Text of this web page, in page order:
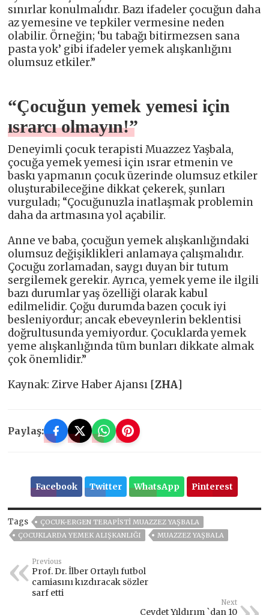
sınırlar konulmalıdır. Bazı ifadeler çocuğun daha
az yemesine ve tepkiler vermesine neden
olabilir. Örneğin; ‘bu tabağı bitirmezsen sana
pasta yok’ gibi ifadeler yemek alışkanlığını
olumsuz etkiler.”
“Çocuğun yemek yemesi için
ısrarcı olmayın!”
Deneyimli çocuk terapisti Muazzez Yaşbala,
çocuğa yemek yemesi için ısrar etmenin ve
baskı yapmanın çocuk üzerinde olumsuz etkiler
oluşturabileceğine dikkat çekerek, şunları
vurguladı; “Çocuğunuzla inatlaşmak problemin
daha da artmasına yol açabilir.
Anne ve baba, çocuğun yemek alışkanlığındaki
olumsuz değişiklikleri anlamaya çalışmalıdır.
Çocuğu zorlamadan, saygı duyan bir tutum
sergilemek gerekir. Ayrıca, yemek yeme ile ilgili
bazı durumlar yaş özelliği olarak kabul
edilmelidir. Çoğu durumda bazen çocuk iyi
besleniyordur; ancak ebeveynlerin beklentisi
doğrultusunda yemiyordur. Çocuklarda yemek
yeme alışkanlığında tüm bunları dikkate almak
çok önemlidir.”
Kaynak: Zirve Haber Ajansı [ZHA]
Paylaş:
Facebook Twitter WhatsApp Pinterest
Tags
ÇOCUK-ERGEN TERAPISTI MUAZZEZ YAŞBALA
ÇOCUKLARDA YEMEK ALIŞKANLIĞI
MUAZZEZ YAŞBALA
Previous
Prof. Dr. İlber Ortaylı futbol
camiasını kızdıracak sözler
sarf etti
Next
Cevdet Yıldırım `dan 10